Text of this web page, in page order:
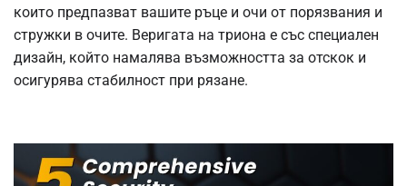
които предпазват вашите ръце и очи от порязвания и
стружки в очите. Веригата на триона е със специален
дизайн, който намалява възможността за отскок и
осигурява стабилност при рязане.